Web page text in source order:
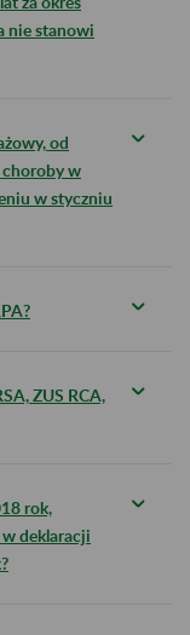
nie stanowi
od
choroby w
w styczniu
ZUS RCA,
rok,
deklaracji